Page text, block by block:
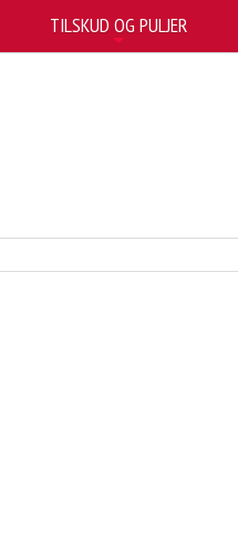
TILSKUD OG PULJER